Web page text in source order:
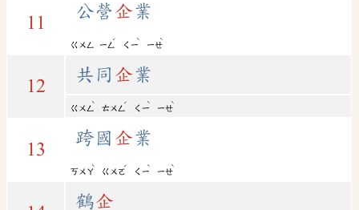
11
公營企業
ㄍㄨㄥ ㄧㄥ
ˊ
ㄑㄧ
ˋ
ㄧㄝ
ˋ
12
共同 企業
ㄍㄨㄥ
ˋ
ㄊㄨㄥ
ˊ
ㄑㄧ
ˋ
ㄧㄝ
ˋ
13
跨國 企業
ㄎㄨㄚ
ˋ
ㄍㄨㄛ
ˊ
ㄑㄧ
ˋ
ㄧㄝ
ˋ
鶴企